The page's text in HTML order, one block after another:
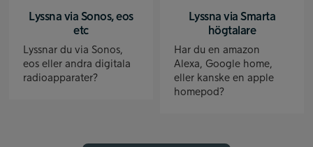
Lyssna via Sonos, eos
etc
Lyssnar du via Sonos,
eos eller andra digitala
radioapparater?
Lyssna via Smarta
högtalare
Har du en amazon
Alexa, Google home,
eller kanske en apple
homepod?